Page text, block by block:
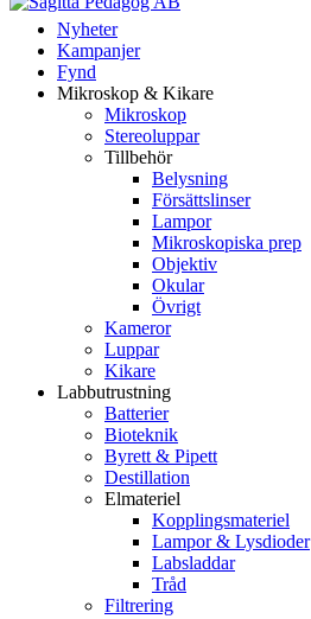
Nyheter
Kampanjer
Fynd
Mikroskop & Kikare
Mikroskop
Stereoluppar
Tillbehör
Belysning
Försättslinser
Lampor
Mikroskopiska prep
Objektiv
Okular
Övrigt
Kameror
Luppar
Kikare
Labbutrustning
Batterier
Bioteknik
Byrett & Pipett
Destillation
Elmateriel
Kopplingsmateriel
Lampor & Lysdioder
Labsladdar
Tråd
Filtrering